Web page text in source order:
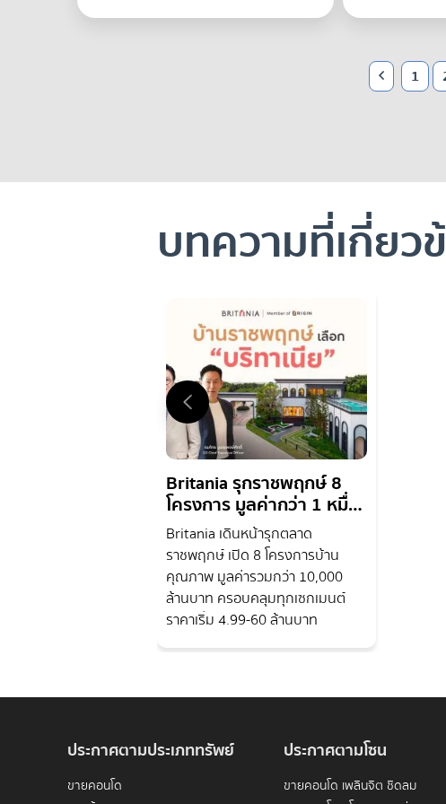
1
บทความที่เกี่ยว
Britania รุกราชพฤกษ์ 8
โครงการ มูลค่ากว่า 1 หมื่น
ล้าน
Britania เดินหน้ารุกตลาด
ราชพฤกษ์ เปิด 8 โครงการบ้าน
คุณภาพ มูลค่ารวมกว่า 10,000
ล้านบาท ครอบคลุมทุกเซกเมนต์
ราคาเริ่ม 4.99-60 ล้านบาท
ประกาศตามประเภททรัพย์
ขายคอนโด
ประกาศตามโซน
ขายคอนโด เพลินจิต ชิดลม